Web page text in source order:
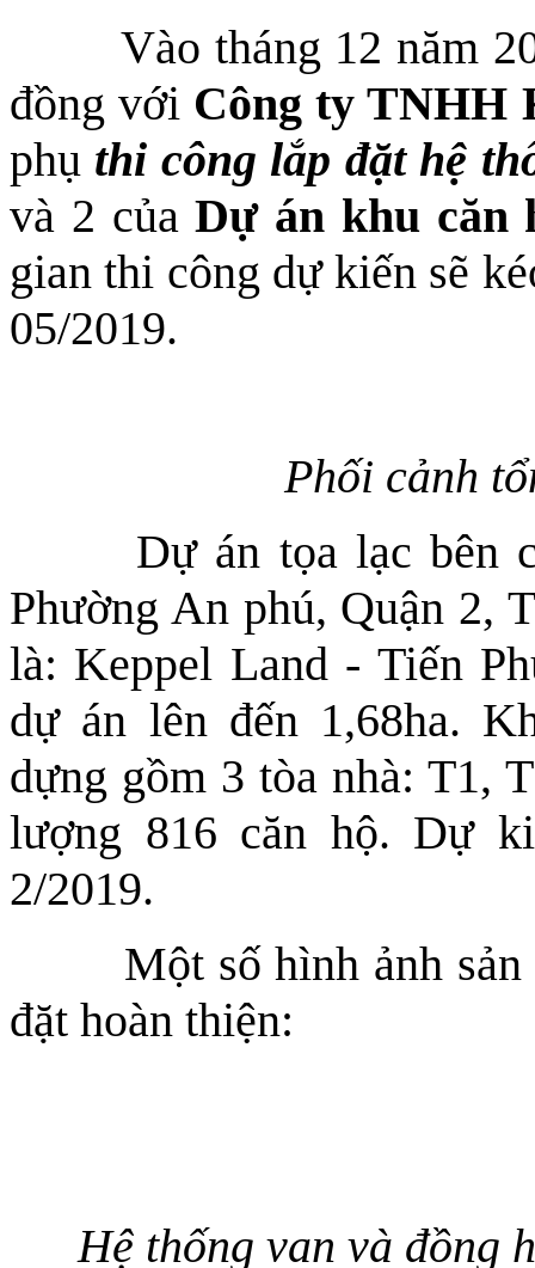
Vào tháng 12 năm
đồng với Công ty TNHH
phụ thi công lắp đặt hệ
và 2 củaDự án khu căn
gian thi công dự kiến sẽ
05/2019.
Phối cảnh
Dự án tọa lạc bên
Phường An phú, Quận 2,
là: Keppel Land - Tiến
dự án lên đến 1,68ha.
dựng gồm 3 tòa nhà: T1,
lượng 816 căn hộ. Dự
2/2019.
Một số hình ảnh sản
đặt hoàn thiện:
Hệ thống van và đồng